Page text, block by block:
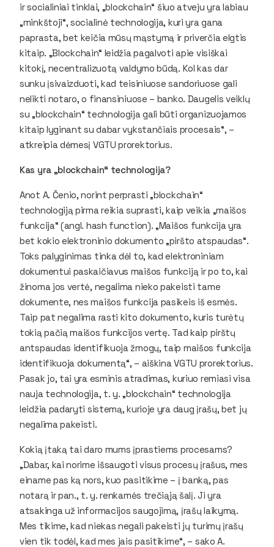
ir socialiniai tinklai, „blockchain“ šiuo atveju yra labiau
„minkštoji“, socialinė technologija, kuri yra gana
paprasta, bet keičia mūsų mąstymą ir priverčia elgtis
kitaip. „Blockchain“ leidžia pagalvoti apie visiškai
kitokį, necentralizuotą valdymo būdą. Kol kas dar
sunku įsivaizduoti, kad teisiniuose sandoriuose gali
nelikti notaro, o finansiniuose – banko. Daugelis veiklų
su „blockchain“ technologija gali būti organizuojamos
kitaip lyginant su dabar vykstančiais procesais“, –
atkreipia dėmesį VGTU prorektorius.
Kas yra „blockchain“ technologija?
Anot A. Čenio, norint perprasti „blockchain“
technologiją pirma reikia suprasti, kaip veikia „maišos
funkcija“ (angl. hash function). „Maišos funkcija yra
bet kokio elektroninio dokumento „piršto atspaudas“.
Toks palyginimas tinka dėl to, kad elektroniniam
dokumentui paskaičiavus maišos funkciją ir po to, kai
žinoma jos vertė, negalima nieko pakeisti tame
dokumente, nes maišos funkcija pasikeis iš esmės.
Taip pat negalima rasti kito dokumento, kuris turėtų
tokią pačią maišos funkcijos vertę. Tad kaip pirštų
antspaudas identifikuoja žmogų, taip maišos funkcija
identifikuoja dokumentą“, – aiškina VGTU prorektorius.
Pasak jo, tai yra esminis atradimas, kuriuo remiasi visa
nauja technologija, t. y. „blockchain“ technologija
leidžia padaryti sistemą, kurioje yra daug įrašų, bet jų
negalima pakeisti.
Kokią įtaką tai daro mums įprastiems procesams?
„Dabar, kai norime išsaugoti visus procesų įrašus, mes
einame pas ką nors, kuo pasitikime – į banką, pas
notarą ir pan., t. y. renkamės trečiąją šalį. Ji yra
atsakinga už informacijos saugojimą, įrašų laikymą.
Mes tikime, kad niekas negali pakeisti jų turimų įrašų
vien tik todėl, kad mes jais pasitikime“, – sako A.